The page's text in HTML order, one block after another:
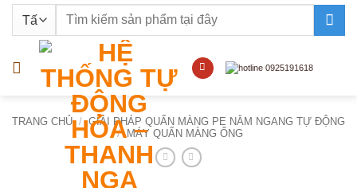
nội
Tìm
TRANG CHỦ / GIẢI PHÁP QUẤN MÀNG PE NẰM NGANG TỰ ĐỘNG
/ MÁY QUẤN MÀNG ỐNG